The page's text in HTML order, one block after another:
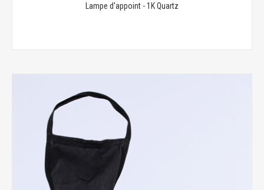
Lampe d'appoint - 1K Quartz